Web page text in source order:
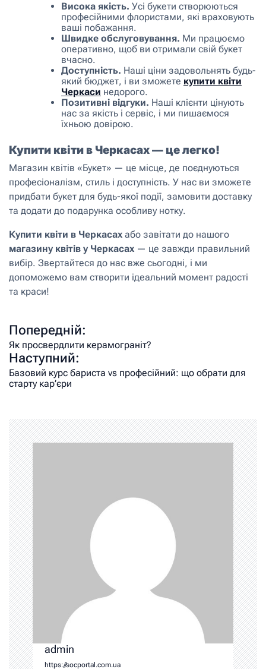
Висока якість. Усі букети створюються
професійними флористами, які враховують
ваші побажання.
Швидке обслуговування. Ми працюємо
оперативно, щоб ви отримали свій букет
вчасно.
Доступність. Наші ціни задовольнять будь-
який бюджет, і ви зможете купити квіти
Черкаси недорого.
Позитивні відгуки. Наші клієнти цінують
нас за якість і сервіс, і ми пишаємося
їхньою довірою.
Купити квіти в Черкасах — це легко!
Магазин квітів «Букет» — це місце, де поєднуються
професіоналізм, стиль і доступність. У нас ви зможете
придбати букет для будь-якої події, замовити доставку
та додати до подарунка особливу нотку.
Купити квіти в Черкасах або завітати до нашого
магазину квітів у Черкасах — це завжди правильний
вибір. Звертайтеся до нас вже сьогодні, і ми
допоможемо вам створити ідеальний момент радості
та краси!
Попередній:
Як просвердлити керамограніт?
Наступний:
Базовий курс бариста vs професійний: що обрати для
старту кар’єри
admin
https://socportal.com.ua